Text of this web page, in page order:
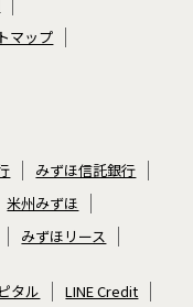
マップ
みずほ信託銀行
米州みずほ
みずほリース
タル LINE Credit